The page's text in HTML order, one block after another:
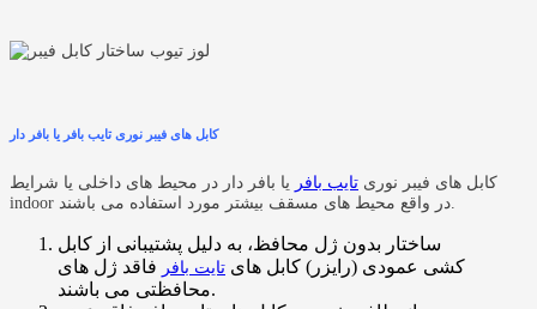
کابل های فیبر نوری تایب بافر یا بافر دار
کابل های فیبر نوری تایب بافر یا بافر دار در محیط های داخلی یا شرایط
ساختار بدون ژل محافظ، به دلیل پشتیبانی از کابل
کشی عمودی (رایزر) کابل های تایت بافر فاقد ژل های
محافظتی می باشند.